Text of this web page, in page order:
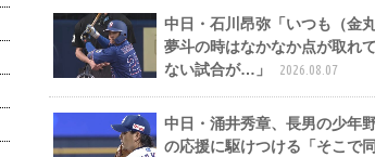
中日・石川昂弥「いつも（金丸
夢斗の時はなかなか点が取れ
ない試合が…」
2026.08.07
中日・涌井秀章、長男の少年
の応援に駆けつける「そこで